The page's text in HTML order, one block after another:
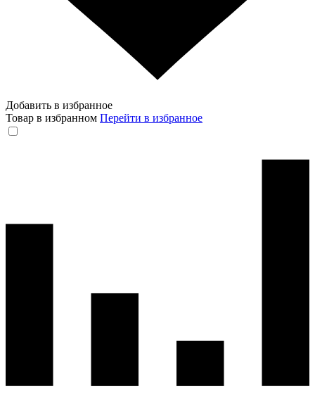
Добавить в избранное
Товар в избранном Перейти в избранное